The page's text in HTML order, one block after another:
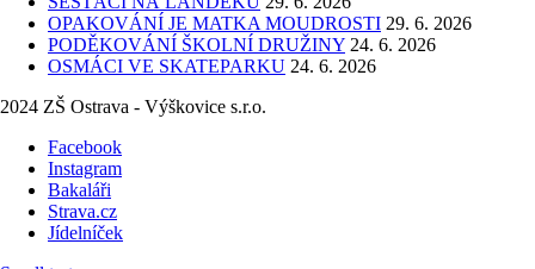
OPAKOVÁNÍ JE MATKA MOUDROSTI 29. 6. 2026
PODĚKOVÁNÍ ŠKOLNÍ DRUŽINY 24. 6. 2026
OSMÁCI VE SKATEPARKU 24. 6. 2026
2024 ZŠ Ostrava - Výškovice s.r.o.
Facebook
Instagram
Bakaláři
Strava.cz
Jídelníček